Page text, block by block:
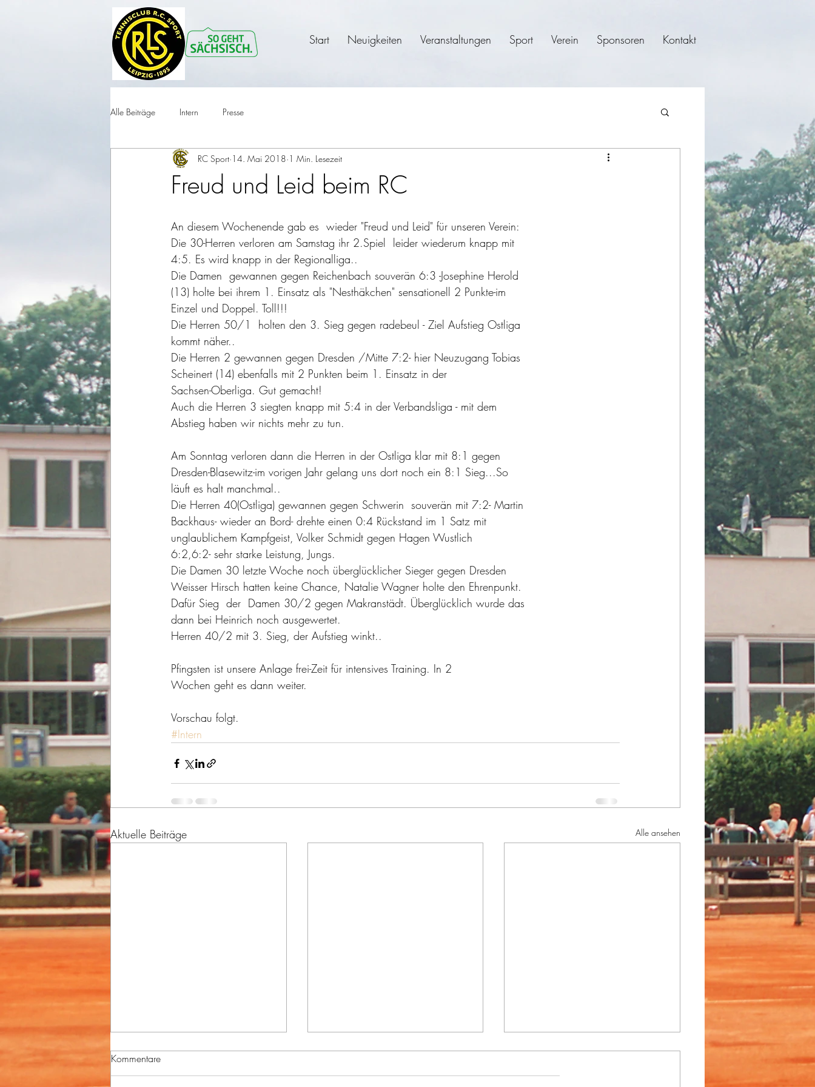
Start Neuigkeiten Veranstaltungen Sport Verein Sponsoren Kontakt
Alle Beiträge Intern Presse
Freud und Leid beim RC
RC Sport 14. Mai 2018 1 Min. Lesezeit
An diesem Wochenende gab es  wieder "Freud und Leid" für unseren Verein:
Die 30-Herren verloren am Samstag ihr 2.Spiel  leider wiederum knapp mit
4:5. Es wird knapp in der Regionalliga..
Die Damen  gewannen gegen Reichenbach souverän 6:3 -Josephine Herold
(13) holte bei ihrem 1. Einsatz als "Nesthäkchen" sensationell 2 Punkte-im
Einzel und Doppel. Toll!!!
Die Herren 50/1  holten den 3. Sieg gegen radebeul - Ziel Aufstieg Ostliga
kommt näher..
Die Herren 2 gewannen gegen Dresden /Mitte 7:2- hier Neuzugang Tobias
Scheinert (14) ebenfalls mit 2 Punkten beim 1. Einsatz in der
Sachsen-Oberliga. Gut gemacht!
Auch die Herren 3 siegten knapp mit 5:4 in der Verbandsliga - mit dem
Abstieg haben wir nichts mehr zu tun.
Am Sonntag verloren dann die Herren in der Ostliga klar mit 8:1 gegen
Dresden-Blasewitz-im vorigen Jahr gelang uns dort noch ein 8:1 Sieg...So
läuft es halt manchmal..
Die Herren 40(Ostliga) gewannen gegen Schwerin  souverän mit 7:2- Martin
Backhaus- wieder an Bord- drehte einen 0:4 Rückstand im 1 Satz mit
unglaublichem Kampfgeist, Volker Schmidt gegen Hagen Wustlich
6:2,6:2- sehr starke Leistung, Jungs.
Die Damen 30 letzte Woche noch überglücklicher Sieger gegen Dresden
Weisser Hirsch hatten keine Chance, Natalie Wagner holte den Ehrenpunkt.
Dafür Sieg  der  Damen 30/2 gegen Makranstädt. Überglücklich wurde das
dann bei Heinrich noch ausgewertet.
Herren 40/2 mit 3. Sieg, der Aufstieg winkt..
Pfingsten ist unsere Anlage frei-Zeit für intensives Training. In 2
Wochen geht es dann weiter.
Vorschau folgt.
#Intern
Aktuelle Beiträge Alle ansehen
Kommentare